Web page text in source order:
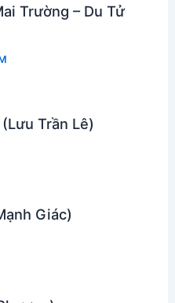
Trường – Du Tử
Trần Lê)
Giác)